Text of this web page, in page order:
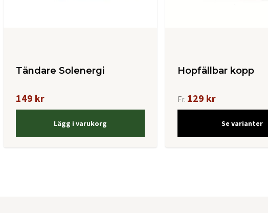
Tändare Solenergi
149 kr
Lägg i varukorg
Hopfällbar kopp
Fr. 129 kr
Se varianter